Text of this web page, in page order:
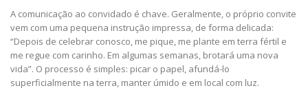
A comunicação ao convidado é chave. Geralmente, o próprio convite
vem com uma pequena instrução impressa, de forma delicada:
“Depois de celebrar conosco, me pique, me plante em terra fértil e
me regue com carinho. Em algumas semanas, brotará uma nova
vida”. O processo é simples: picar o papel, afundá-lo
superficialmente na terra, manter úmido e em local com luz.